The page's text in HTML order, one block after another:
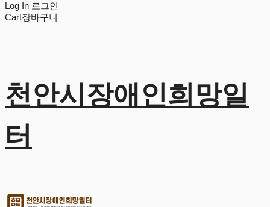
Log In 로그인
Cart장바구니
천안시장애인희망일
터